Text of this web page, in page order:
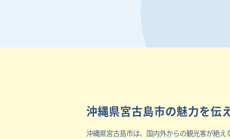
沖縄県宮古島市の魅力を伝
沖縄県宮古島市は、国内外からの観光客が絶